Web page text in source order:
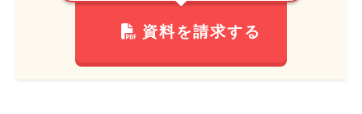
資料を請求する